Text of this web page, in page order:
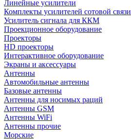
Линейные усилители
Комплекты усилителей сотовой связи
Усилитель сигнала для ККМ
Проекционное оборудование
Проекторы
HD проекторы
Интерактивное оборудование
Экраны и аксессуары
Антенны
Автомобильные антенны
Базовые антенны
Антенны для носимых раций
Антенны GSM
Антенны WiFi
Антенны прочие
Морские